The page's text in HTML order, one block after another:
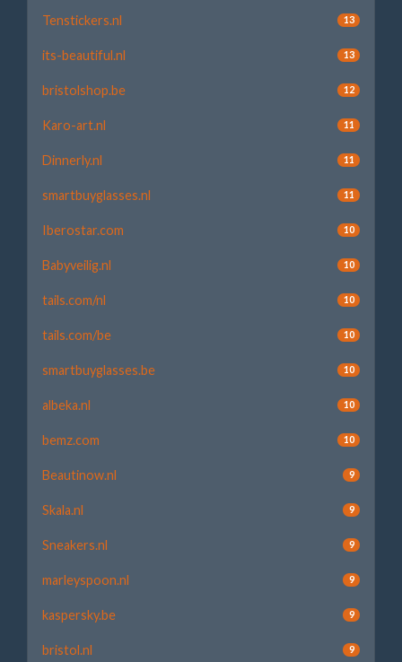
Tenstickers.nl 13
its-beautiful.nl 13
bristolshop.be 12
Karo-art.nl 11
Dinnerly.nl 11
smartbuyglasses.nl 11
Iberostar.com 10
Babyveilig.nl 10
tails.com/nl 10
tails.com/be 10
smartbuyglasses.be 10
albeka.nl 10
bemz.com 10
Beautinow.nl 9
Skala.nl 9
Sneakers.nl 9
marleyspoon.nl 9
kaspersky.be 9
bristol.nl 9